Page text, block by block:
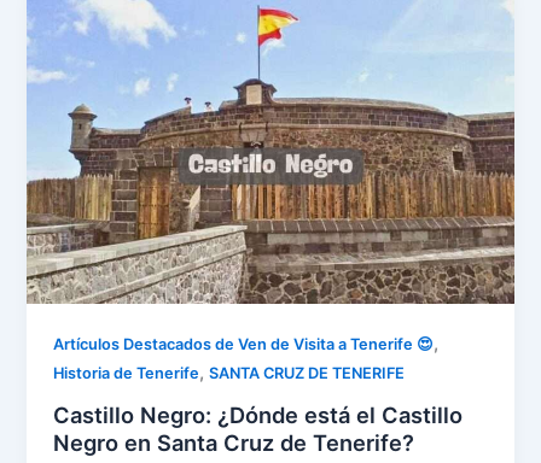
Artículos Destacados de Ven de Visita a Tenerife 😍,
Historia de Tenerife,SANTA CRUZ DE TENERIFE
Castillo Negro: ¿Dónde está el Castillo
Negro en Santa Cruz de Tenerife?